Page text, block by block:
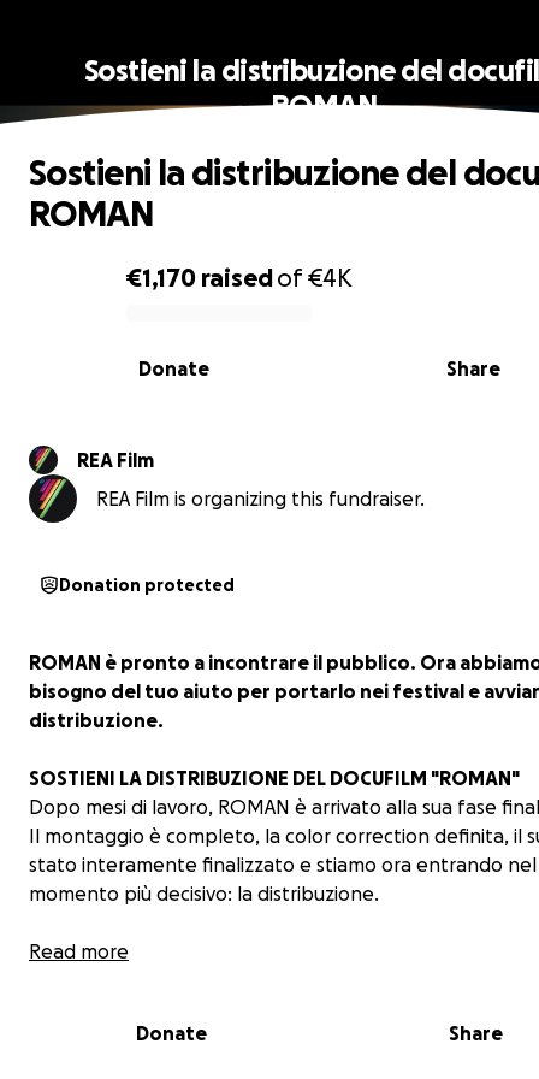
Sostieni la distribuzione del
ROMAN
0% complete
€1,170 raisedof€4K
Share
Donate
Sostieni la distribuzione del
ROMAN
REA Film
REA Film is organizing this fundraiser.
Donation protected
ROMAN è pronto a incontrare il pubblico. Ora
bisogno del tuo aiuto per portarlo nei festival e
distribuzione.
SOSTIENI LA DISTRIBUZIONE DEL DOCUFILM "ROMAN"
Dopo mesi di lavoro, ROMAN è arrivato alla sua fase
Il montaggio è completo, la color correction definita, il
stato interamente finalizzato e stiamo ora entrando nel
momento più decisivo: la distribuzione.
Abbiamo già avviato colloqui conoscitivi con due realtà
abbiamo bisogno del tuo sostegno.
Read more
Donate Share